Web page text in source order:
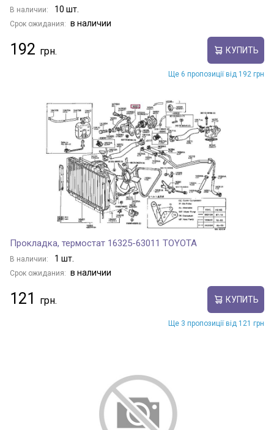
В наличии: 10 шт.
Срок ожидания: в наличии
192 КУПИТЬ
Ще 6 пропозиції від 192 грн
Прокладка, термостат 16325-63011 TOYOTA
В наличии: 1 шт.
Срок ожидания: в наличии
121 КУПИТЬ
Ще 3 пропозиції від 121 грн